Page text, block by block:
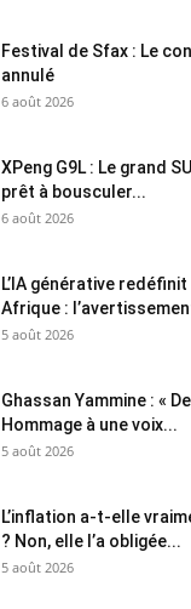
Festival de Sfax : Le
annulé
6 août 2026
XPeng G9L : Le grand
prêt à bousculer...
6 août 2026
L’IA générative
Afrique :
5 août 2026
Ghassan Yammine : «
Hommage à une voix...
5 août 2026
L’inflation a-t-elle
? Non, elle l’a obligée...
5 août 2026